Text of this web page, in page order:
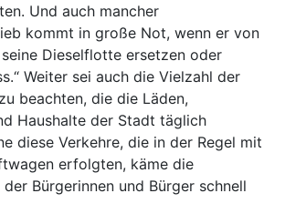
Und auch mancher
kommt in große Not, wenn er von
Dieselflotte ersetzen oder
Weiter sei auch die Vielzahl der
beachten, die die Läden,
Haushalte der Stadt täglich
diese Verkehre, die in der Regel mit
erfolgten, käme die
Bürgerinnen und Bürger schnell